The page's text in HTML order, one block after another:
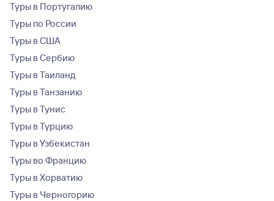
Туры в Португалию
Туры по России
Туры в США
Туры в Сербию
Туры в Таиланд
Туры в Танзанию
Туры в Тунис
Туры в Турцию
Туры в Узбекистан
Туры во Францию
Туры в Хорватию
Туры в Черногорию